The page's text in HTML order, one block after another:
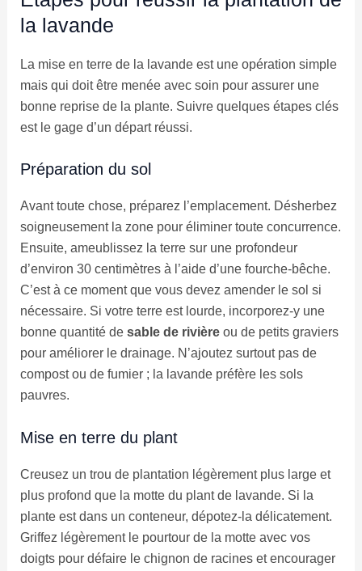
la lavande
La mise en terre de la lavande est une opération simple
mais qui doit être menée avec soin pour assurer une
bonne reprise de la plante. Suivre quelques étapes clés
est le gage d’un départ réussi.
Préparation du sol
Avant toute chose, préparez l’emplacement. Désherbez
soigneusement la zone pour éliminer toute concurrence.
Ensuite, ameublissez la terre sur une profondeur
d’environ 30 centimètres à l’aide d’une fourche-bêche.
C’est à ce moment que vous devez amender le sol si
nécessaire. Si votre terre est lourde, incorporez-y une
bonne quantité de sable de rivièreou de petits graviers
pour améliorer le drainage. N’ajoutez surtout pas de
compost ou de fumier ; la lavande préfère les sols
pauvres.
Mise en terre du plant
Creusez un trou de plantation légèrement plus large et
plus profond que la motte du plant de lavande. Si la
plante est dans un conteneur, dépotez-la délicatement.
Griffez légèrement le pourtour de la motte avec vos
doigts pour défaire le chignon de racines et encourager